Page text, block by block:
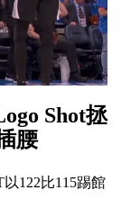
Shot拯
腰
122比115踢館